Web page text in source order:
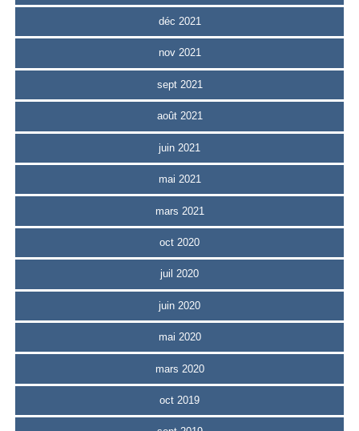
déc 2021
nov 2021
sept 2021
août 2021
juin 2021
mai 2021
mars 2021
oct 2020
juil 2020
juin 2020
mai 2020
mars 2020
oct 2019